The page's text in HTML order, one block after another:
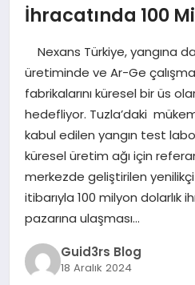
SAĞLIK
EKONOMI
MAGAZIN
EĞITIM
İhracatında 100
Nexans Türkiye, yangına
üretiminde ve Ar-Ge
fabrikalarını küresel bir üs
hedefliyor. Tuzla’daki
kabul edilen yangın test
küresel üretim ağı için
merkezde geliştirilen yenilikçi
itibarıyla 100 milyon
pazarına ulaşması…
Guid3rs Blog
18 Aralık 2024